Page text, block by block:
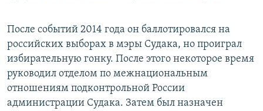
После событий 2014 года он баллотировался на
российских выборах в мэры Судака, но проиграл
избирательную гонку. После этого некоторое время
руководил отделом по межнациональным
отношениям подконтрольной России
администрации Судака. Затем был назначен